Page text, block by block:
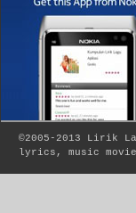
©2005-2013 Lirik
lyrics, music